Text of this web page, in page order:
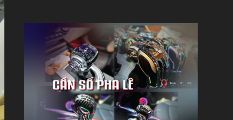
Thời điểm tốt để phủ gầm Mazda Cx5
1. Có nên phủ gầm khi xe mới mua
2. Xe Cx5 đã chạy lâu có phủ được
không
3. Bao lâu nên phủ gầm lại